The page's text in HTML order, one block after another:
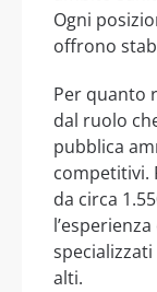
Ogni
offrono
Per quanto
dal ruolo
pubblica
competitivi.
da circa
alti.